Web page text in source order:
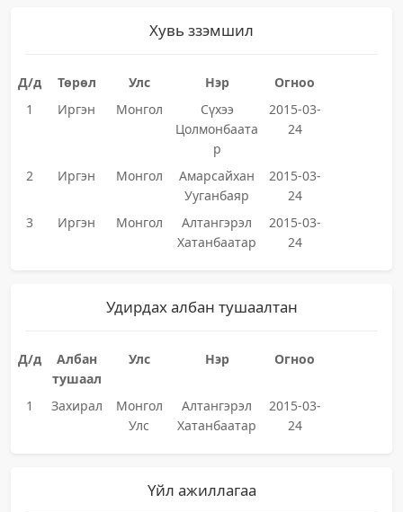
Хувь ззэмшил
Д/д Төрөл Улс Нэр
Огноо
1
Иргэн Монгол
Сүхээ
Цолмонбаата
р
2015-03-
24
2 Иргэн Монгол
Амарсайхан
Ууганбаяр
2015-03-
24
3
Иргэн Монгол
Алтангэрэл
Хатанбаатар
2015-03-
24
Удирдах албан тушаалтан
Д/д
Албан
тушаал
Улс Нэр Огноо
1 Захирал
Монгол
Улс
Алтангэрэл
Хатанбаатар
2015-03-
24
Үйл ажиллагаа